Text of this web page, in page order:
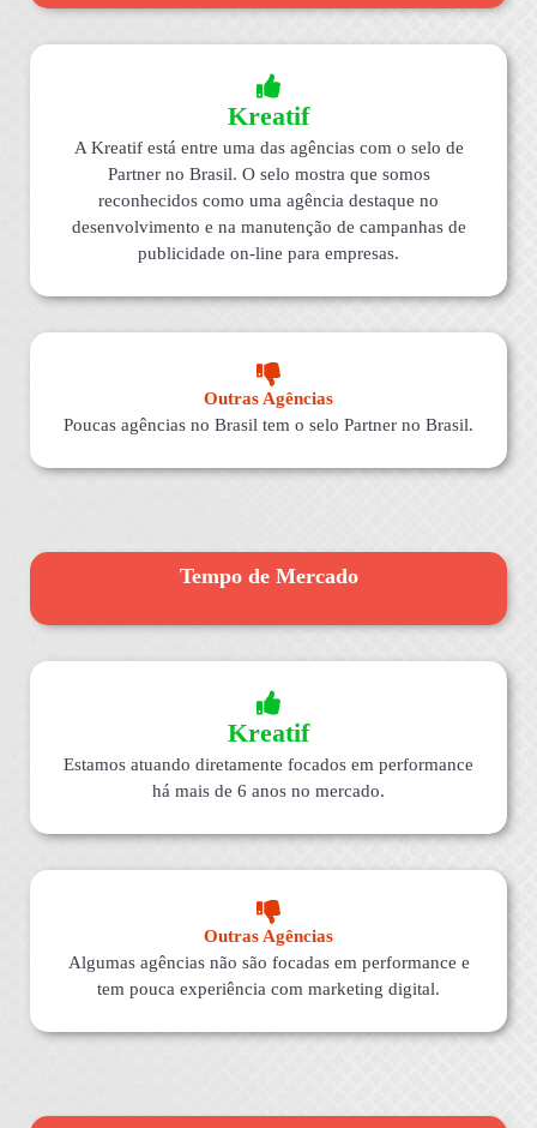
Kreatif
A Kreatif está entre uma das agências com o selo de
Partner no Brasil. O selo mostra que somos
reconhecidos como uma agência destaque no
desenvolvimento e na manutenção de campanhas de
publicidade on-line para empresas.
Outras Agências
Poucas agências no Brasil tem o selo Partner no Brasil.
Tempo de Mercado
Kreatif
Estamos atuando diretamente focados em performance
há mais de 6 anos no mercado.
Outras Agências
Algumas agências não são focadas em performance e
tem pouca experiência com marketing digital.